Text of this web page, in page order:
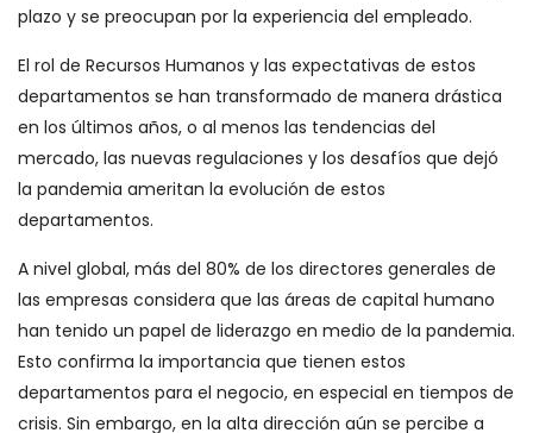
plazo y se preocupan por la experiencia del empleado.
El rol de Recursos Humanos y las expectativas de estos
departamentos se han transformado de manera drástica
en los últimos años, o al menos las tendencias del
mercado, las nuevas regulaciones y los desafíos que dejó
la pandemia ameritan la evolución de estos
departamentos.
A nivel global, más del 80% de los directores generales de
las empresas considera que las áreas de capital humano
han tenido un papel de liderazgo en medio de la pandemia.
Esto confirma la importancia que tienen estos
departamentos para el negocio, en especial en tiempos de
crisis. Sin embargo, en la alta dirección aún se percibe a